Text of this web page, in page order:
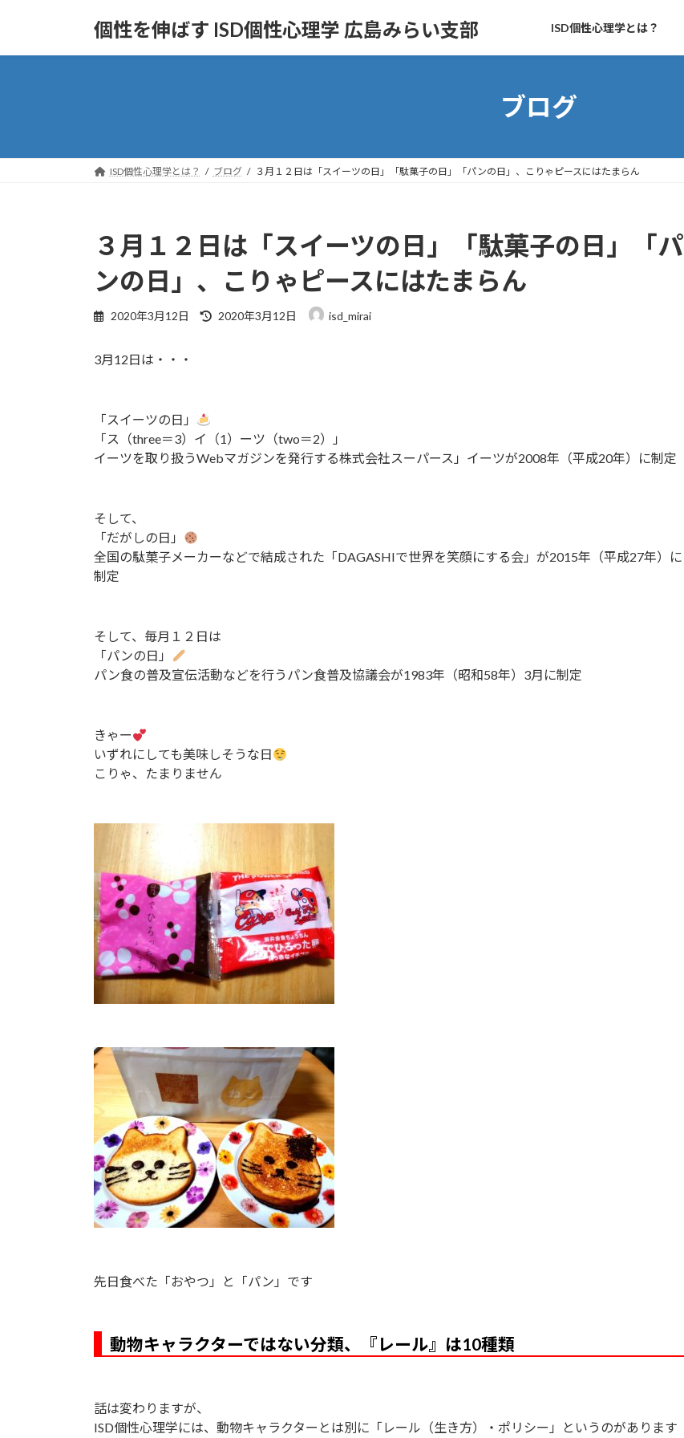
ッ
移
個性を伸ばす ISD個性心理学 広島みらい支部 ISD個性心理学とは？
ブログ
ISD個性心理学とは？ ブログ ３月１２日は「スイーツの日」「駄菓子の日」「パンの日」、こりゃピースにはたまらん
３月１２日は「スイーツの日」「駄菓子の日」「パ
ンの日」、こりゃピースにはたまらん
2020年3月12日
最
2020年3月12日 isd_mirai
3月12日は・・・
「スイーツの日」
「ス（three＝3）イ（1）ーツ（two＝2）」
イーツを取り扱うWebマガジンを発行する株式会社スーパース」イーツが2008年（平成20年）に制定
そして、
「だがしの日」
全国の駄菓子メーカーなどで結成された「DAGASHIで世界を笑顔にする会」が2015年（平成27年）に
制定
そして、毎月１２日は
「パンの日」
パン食の普及宣伝活動などを行うパン食普及協議会が1983年（昭和58年）3月に制定
きゃー
いずれにしても美味しそうな日
こりゃ、たまりません
先日食べた「おやつ」と「パン」です
動物キャラクターではない分類、『レール』は10種類
話は変わりますが、
ISD個性心理学には、動物キャラクターとは別に「レール（生き方）・ポリシー」というのがあります